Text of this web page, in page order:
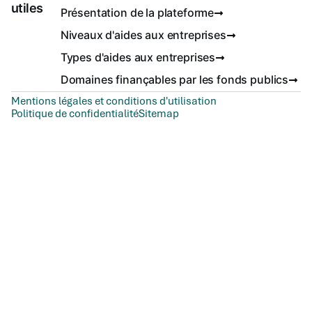
utiles
Présentation de la plateforme
Niveaux d'aides aux entreprises
Types d'aides aux entreprises
Domaines finançables par les fonds publics
Mentions légales et conditions d'utilisation
Politique de confidentialitéSitemap